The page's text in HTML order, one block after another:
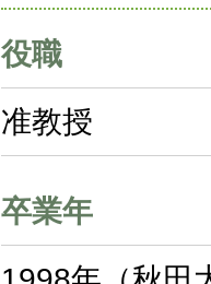
役職
准教授
卒業年